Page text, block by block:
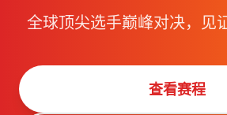
全球顶尖选手巅峰对决，见
查看赛程